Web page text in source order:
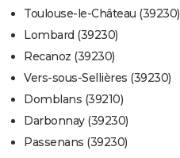
Toulouse-le-Château (39230)
Lombard (39230)
Recanoz (39230)
Vers-sous-Sellières (39230)
Domblans (39210)
Darbonnay (39230)
Passenans (39230)